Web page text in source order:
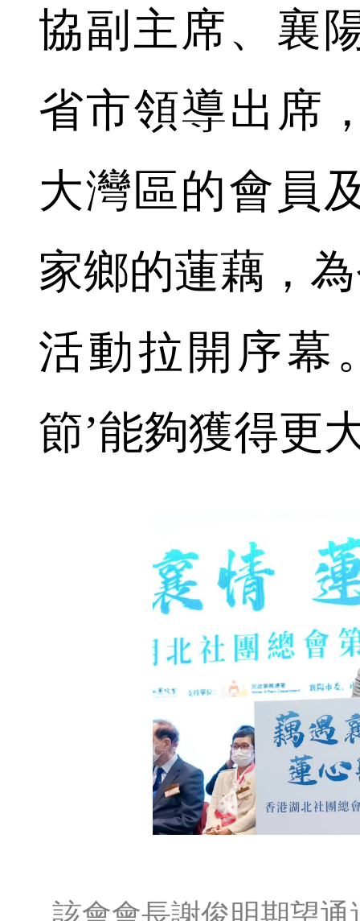
協副主席、襄
省市領導出席
大灣區的會員
家鄉的蓮藕，
活動拉開序幕
節’能夠獲得更